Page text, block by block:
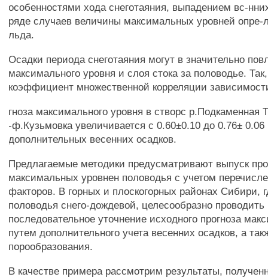
особенностями хода снеготаяния, выпадением вс-
ряде случаев величины максимальных уровней опре-
льда.
Осадки периода снеготаяния могут в значительно
максимального уровня и слоя стока за половодье.
коэффициент множественной корреляции
гноза максимального уровня в створс р.Подкаменная
-ф.Кузьмовка увеличивается с 0.60±0.10 до 0.76± 0.06
дополнительных весенних осадков.
Предлагаемые методики предусматривают выпуск
максимальных уровнен половодья с учетом
факторов. В горных и плоскогорных районах Сибири,
половодья снего-дождевой, целесообразно проводить
последовательное уточнение исходного прогноза
путем дополнительного учета весенних осадков, а
порообразования.
В качестве примера рассмотрим результаты,